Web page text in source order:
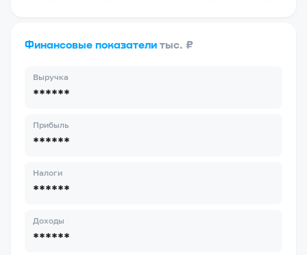
Финансовые показатели тыс. ₽
Выручка
******
Прибыль
******
Налоги
******
Доходы
******